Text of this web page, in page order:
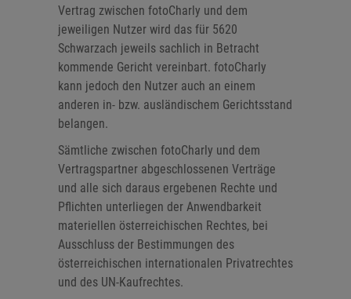
Vertrag zwischen fotoCharly und dem
jeweiligen Nutzer wird das für 5620
Schwarzach jeweils sachlich in Betracht
kommende Gericht vereinbart. fotoCharly
kann jedoch den Nutzer auch an einem
anderen in- bzw. ausländischem Gerichtsstand
belangen.
Sämtliche zwischen fotoCharly und dem
Vertragspartner abgeschlossenen Verträge
und alle sich daraus ergebenen Rechte und
Pflichten unterliegen der Anwendbarkeit
materiellen österreichischen Rechtes, bei
Ausschluss der Bestimmungen des
österreichischen internationalen Privatrechtes
und des UN-Kaufrechtes.